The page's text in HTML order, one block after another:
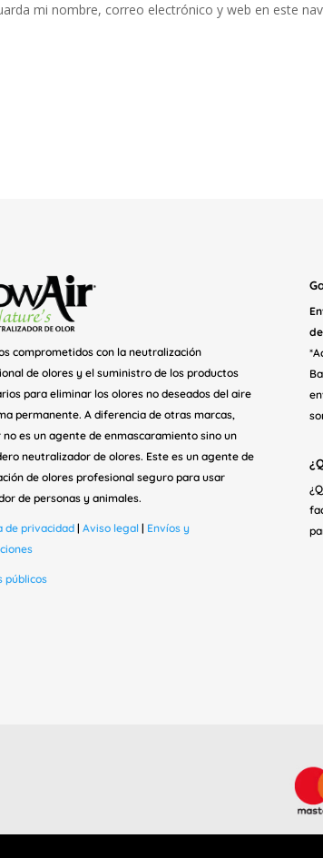
mi nombre, correo electrónico y web en este
comprometidos con la neutralización
de olores y el suministro de los productos
para eliminar los olores no deseados del aire
permanente. A diferencia de otras marcas,
no es un agente de enmascaramiento sino un
neutralizador de olores. Este es un agente de
de olores profesional seguro para usar
de personas y animales.
de privacidad |Aviso legal | Envíos y
públicos